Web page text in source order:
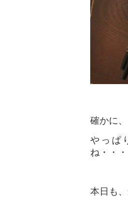
確かに
やっぱ
ね・・
本日も